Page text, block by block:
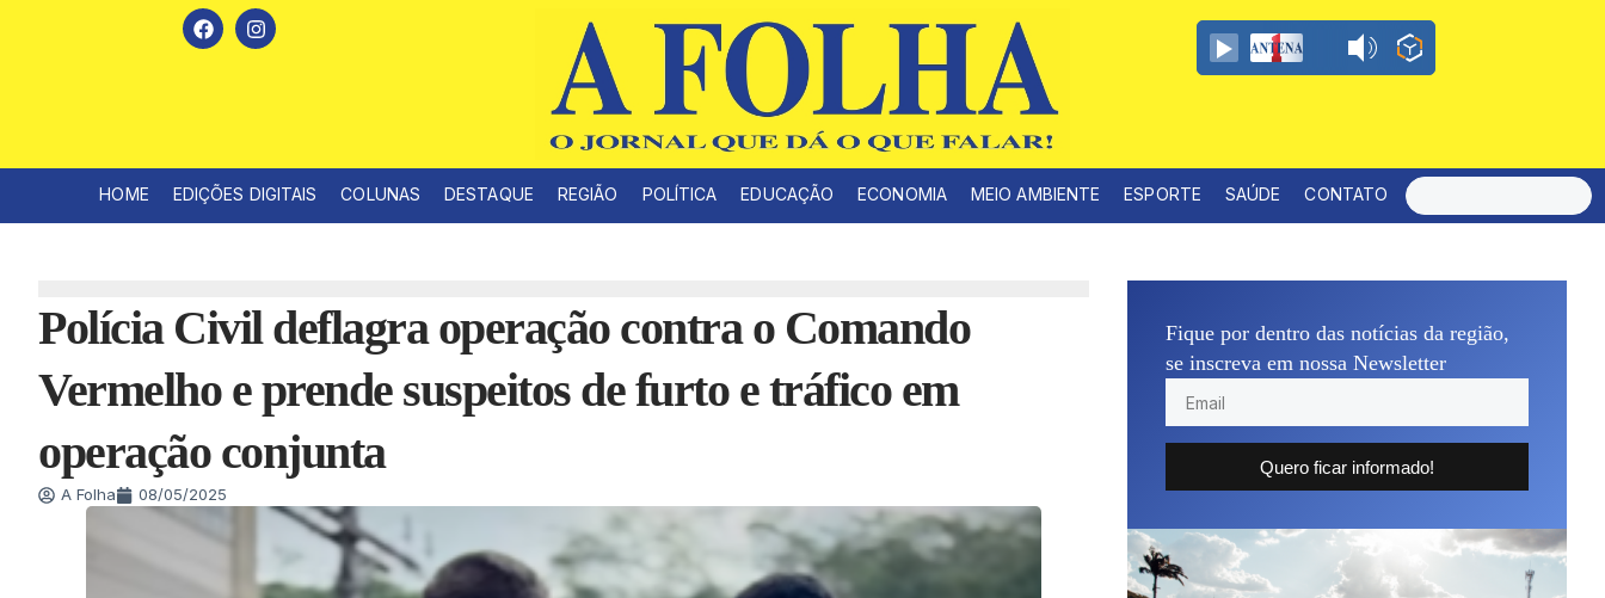
HOME EDIÇÕES DIGITAIS COLUNAS DESTAQUE REGIÃO POLÍTICA EDUCAÇÃO ECONOMIA MEIO AMBIENTE ESPORTE SAÚDE CONTATO
Polícia Civil deflagra operação contra o Comando
Vermelho e prende suspeitos de furto e tráfico em
operação conjunta
A Folha 08/05/2025
Fique por dentro das notícias da região,
se inscreva em nossa Newsletter
Quero ficar informado!